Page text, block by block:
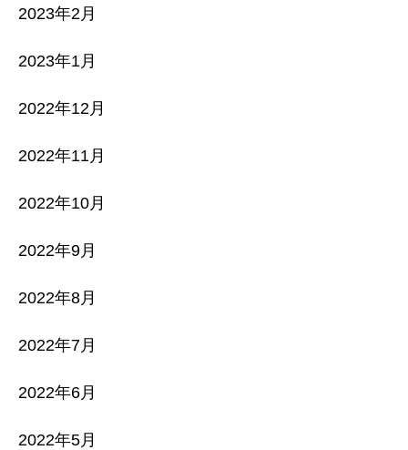
2023年2月
2023年1月
2022年12月
2022年11月
2022年10月
2022年9月
2022年8月
2022年7月
2022年6月
2022年5月